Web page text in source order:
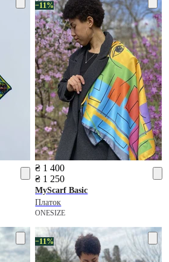
−11%
₴ 1 400
₴ 1 250
MyScarf Basic
Платок
ONESIZE
−11%